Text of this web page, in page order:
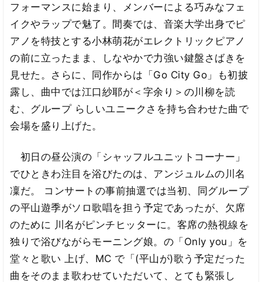
フォーマンスに始まり、メンバーによる巧みなフェ
イクやラップで魅了。間奏では、音楽大学出身でピ
アノを特技とする小林萌花がエレクトリックピアノ
の前に立ったまま、しなやかで力強い鍵盤さばきを
見せた。さらに、同作からは「Go City Go」も初披
露し、曲中では江口紗耶が＜字余り＞の川柳を読
む、グループ らしいユニークさを持ち合わせた曲で
会場を盛り上げた。
初日の昼公演の「シャッフルユニットコーナー」
でひときわ注目を浴びたのは、アンジュルムの川名
凜だ。 コンサートの事前抽選では当初、同グループ
の平山遊季がソロ歌唱を担う予定であったが、欠席
のために 川名がピンチヒッターに。客席の熱視線を
独りで浴びながらモーニング娘。の「Only you」を
堂々と歌い 上げ、MC で「(平山が)歌う予定だった
曲をそのまま歌わせていただいて、とても緊張し